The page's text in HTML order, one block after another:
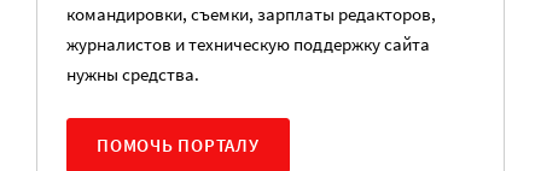
командировки, съемки, зарплаты редакторов,
журналистов и техническую поддержку сайта
нужны средства.
ПОМОЧЬ ПОРТАЛУ